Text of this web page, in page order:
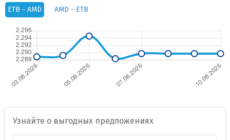
ETB - AMD AMD - ETB
Узнайте о выгодных предложениях